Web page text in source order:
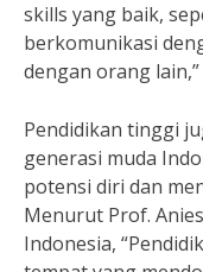
skills yang baik,
berkomunikasi
dengan orang
Pendidikan tinggi
generasi muda
potensi diri dan
Menurut Prof.
Indonesia,